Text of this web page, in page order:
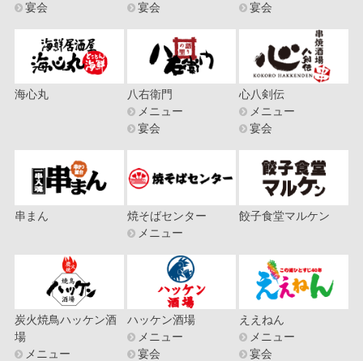
宴会
宴会
宴会
海心丸
八右衛門
メニュー
宴会
心八剣伝
メニュー
宴会
串まん
焼そばセンター
メニュー
餃子食堂マルケン
炭火焼鳥ハッケン酒
場
メニュー
ハッケン酒場
メニュー
宴会
ええねん
メニュー
宴会